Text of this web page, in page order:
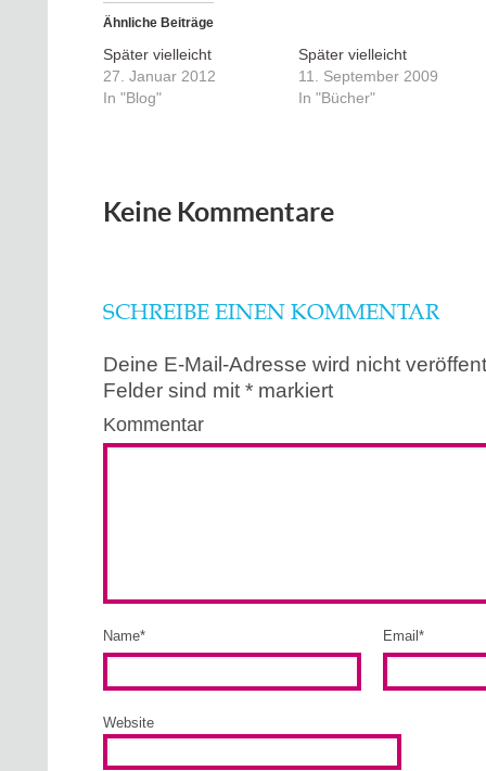
Ähnliche Beiträge
Später vielleicht
27. Januar 2012
In "Blog"
Später vielleicht
11. September 2009
In "Bücher"
Keine Kommentare
SCHREIBE EINEN KOMMENTAR
Deine E-Mail-Adresse wird nicht
Felder sind mit * markiert
Kommentar
Name* Email *
Website